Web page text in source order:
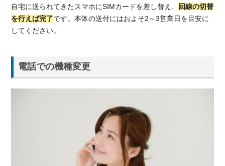
いけ
ど
MNP
で他
SIM
への
乗り
自宅に送られてきたスマホにSIMカードを差し替え、 回線の切替
を行えば完了です。本体の送付にはおよそ2～3営業日を目安に
してください。
電話での機種変更